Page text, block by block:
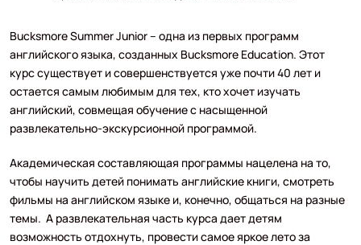
Bucksmore Summer Junior – одна из первых программ
английского языка, созданных Bucksmore Education. Этот
курс существует и совершенствуется уже почти 40 лет и
остается самым любимым для тех, кто хочет изучать
английский, совмещая обучение с насыщенной
развлекательно-экскурсионной программой.
Академическая составляющая программы нацелена на то,
чтобы научить детей понимать английские книги, смотреть
фильмы на английском языке и, конечно, общаться на разные
темы. А развлекательная часть курса дает детям
возможность отдохнуть, провести самое яркое лето за